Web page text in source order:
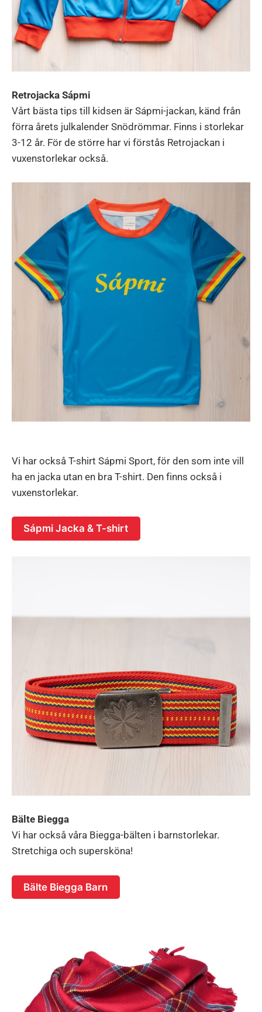
Retrojacka Sápmi
Vårt bästa tips till kidsen är Sápmi-jackan, känd från
förra årets julkalender Snödrömmar. Finns i storlekar
3-12 år. För de större har vi förstås Retrojackan i
vuxenstorlekar också.
Vi har också T-shirt Sápmi Sport, för den som inte vill
ha en jacka utan en bra T-shirt. Den finns också i
vuxenstorlekar.
Sápmi Jacka & T-shirt
Bälte Biegga
Vi har också våra Biegga-bälten i barnstorlekar.
Stretchiga och supersköna!
Bälte Biegga Barn